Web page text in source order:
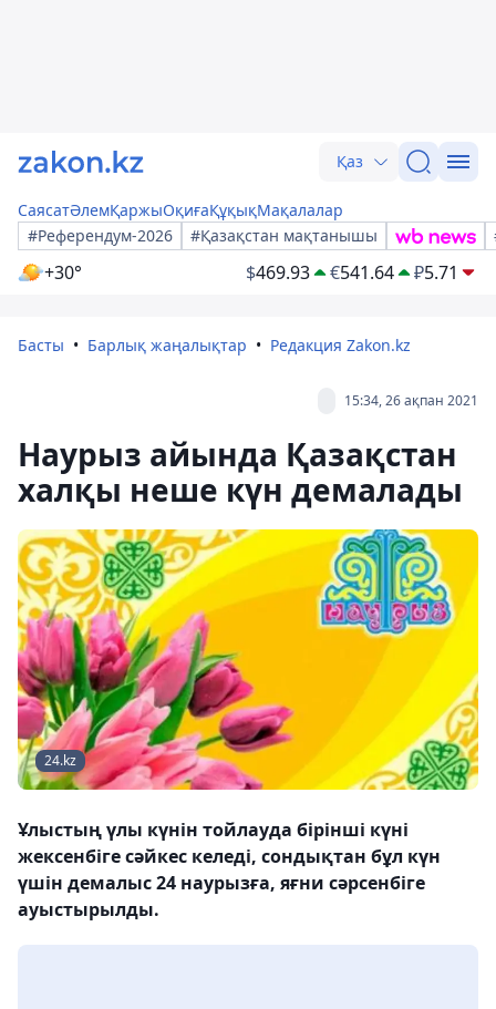
Қаз
СаясатӘлемҚаржыОқиғаҚұқықМақалалар
#Референдум-2026
#Қазақстан мақтанышы
+30° $469.93 €541.64 ₽5.71
Басты Барлық жаңалықтар Редакция Zakon.kz
15:34, 26 ақпан 2021
Наурыз айында Қазақстан
халқы неше күн демалады
24.kz
Ұлыстың үлы күнін тойлауда бірінші күні
жексенбіге сәйкес келеді, сондықтан бұл күн
үшін демалыс 24 наурызға, яғни сәрсенбіге
ауыстырылды.